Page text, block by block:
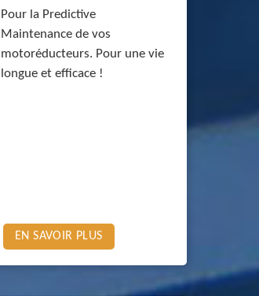
Pour la Predictive
Maintenance de vos
motoréducteurs. Pour une vie
longue et efficace !
EN SAVOIR PLUS